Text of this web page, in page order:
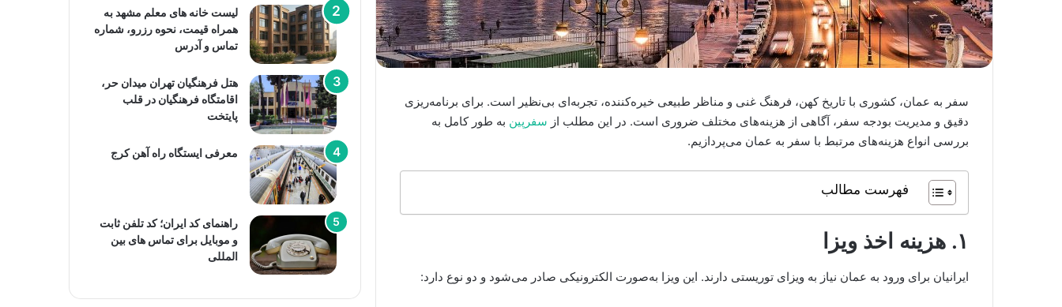
سفر به عمان، کشوری با تاریخ کهن، فرهنگ غنی و مناظر طبیعی خیره‌کننده، تجربه‌ای بی‌نظیر است. برای برنامه‌ریزی
دقیق و مدیریت بودجه سفر، آگاهی از هزینه‌های مختلف ضروری است. در این مطلب از سفرپین به طور کامل به
بررسی انواع هزینه‌های مرتبط با سفر به عمان می‌پردازیم.
فهرست مطالب
۱. هزینه اخذ ویزا
ایرانیان برای ورود به عمان نیاز به ویزای توریستی دارند. این ویزا به‌صورت الکترونیکی صادر می‌شود و دو نوع دارد:
لیست خانه های معلم مشهد به
همراه قیمت، نحوه رزرو، شماره
تماس و آدرس
هتل فرهنگیان تهران میدان حر،
اقامتگاه فرهنگیان در قلب
پایتخت
معرفی ایستگاه راه آهن کرج
راهنمای کد ایران؛ کد تلفن ثابت
و موبایل برای تماس های بین
المللی